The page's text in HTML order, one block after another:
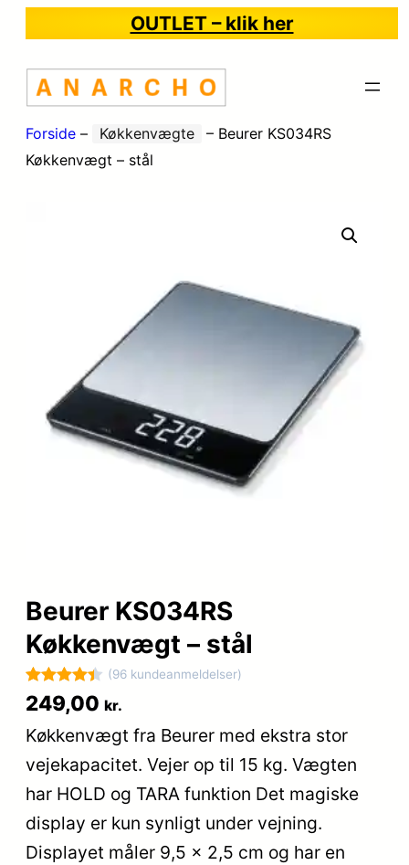
OUTLET – klik her
Forside – Køkkenvægte – Beurer KS034RS
Køkkenvægt – stål
Beurer KS034RS
Køkkenvægt – stål
Bedømt
som4.4
ud af 5
baseret
på
96
mmelser
(96 kundeanmeldelser)
249,00 kr.
Køkkenvægt fra Beurer med ekstra stor
vejekapacitet. Vejer op til 15 kg. Vægten
har HOLD og TARA funktion Det magiske
display er kun synligt under vejning.
Displayet måler 9,5 x 2,5 cm og har en